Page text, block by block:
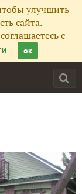
улучшить
сайта.
с
ок
34